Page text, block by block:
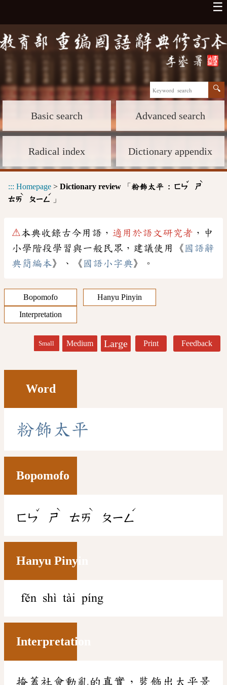
☰
Basic search Advanced search
Radical index Dictionary appendix
::: Homepage > Dictionary review 「 粉飾太平 : ㄈㄣ
ˇ
ㄕ
ˋ
ㄊㄞ
ˋ
ㄆㄧㄥ
ˊ
」
⚠本典收錄古今用語， 適用於語文研究者 ，中
小學階段學習與一般民眾，建議使用《 國語辭
典簡編本》、《 國語小字典》。
Bopomofo
Hanyu Pinyin
Interpretation
Small Medium Large Print Feedback
Word
粉飾 太 平
Bopomofo
ㄈㄣ
ˇ
ㄕ
ˋ
ㄊㄞ
ˋ
ㄆㄧㄥ
ˊ
Hanyu Pinyin
fěn shì tài píng
Interpretation
掩蓋社會動亂的真實，裝飾出太平景